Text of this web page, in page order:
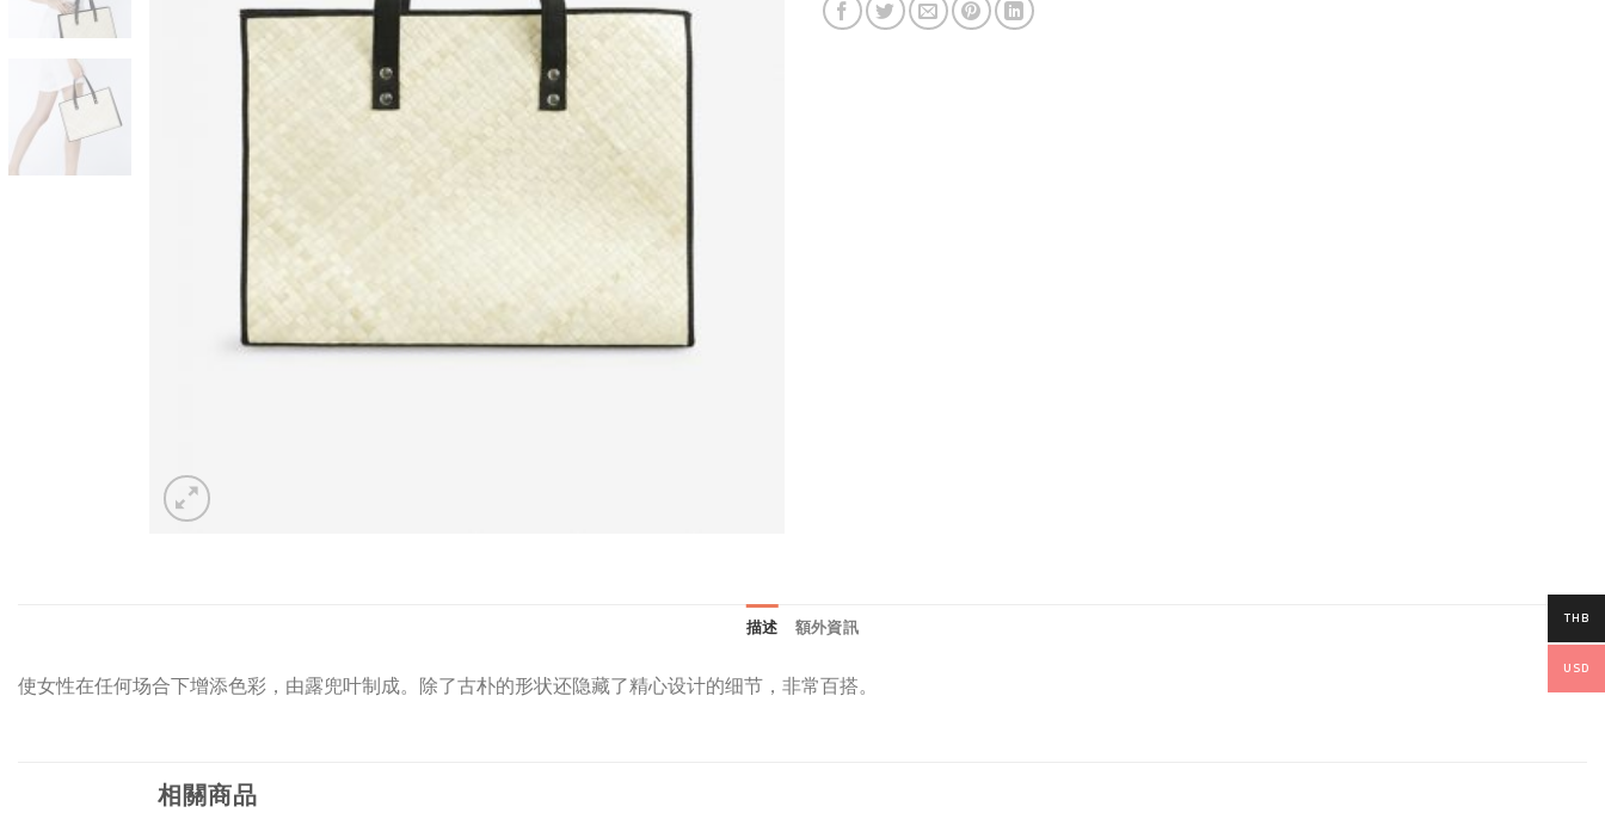
描述 額外資訊
使女性在任何场合下增添色彩，由露兜叶制成。除了古朴的形状还隐藏了精心设计的细节，非常百搭。
相關商品
THB
USD